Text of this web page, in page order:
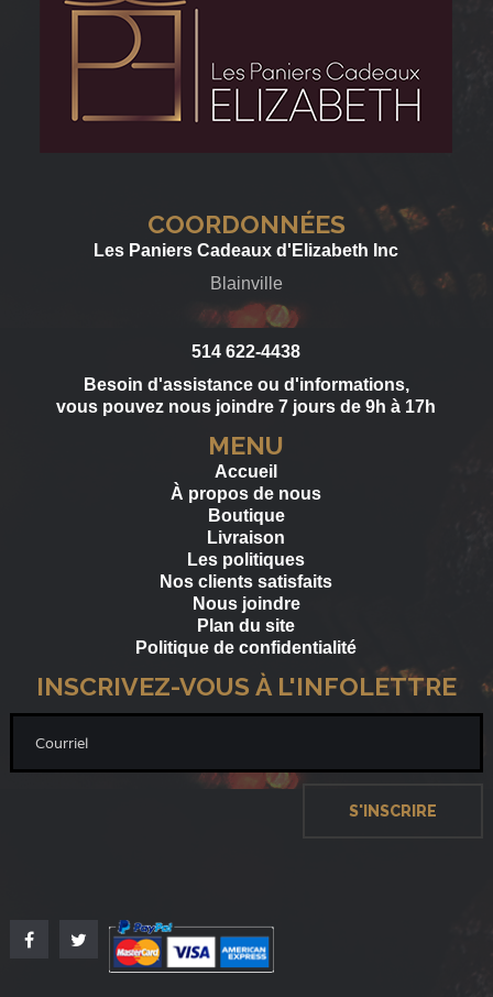
COORDONNÉES
Les Paniers Cadeaux d'Elizabeth Inc
Blainville
514 622-4438
Besoin d'assistance ou d'informations,
vous pouvez nous joindre 7 jours de 9h à 17h
MENU
Accueil
À propos de nous
Boutique
Livraison
Les politiques
Nos clients satisfaits
Nous joindre
Plan du site
Politique de confidentialité
INSCRIVEZ-VOUS À L'INFOLETTRE